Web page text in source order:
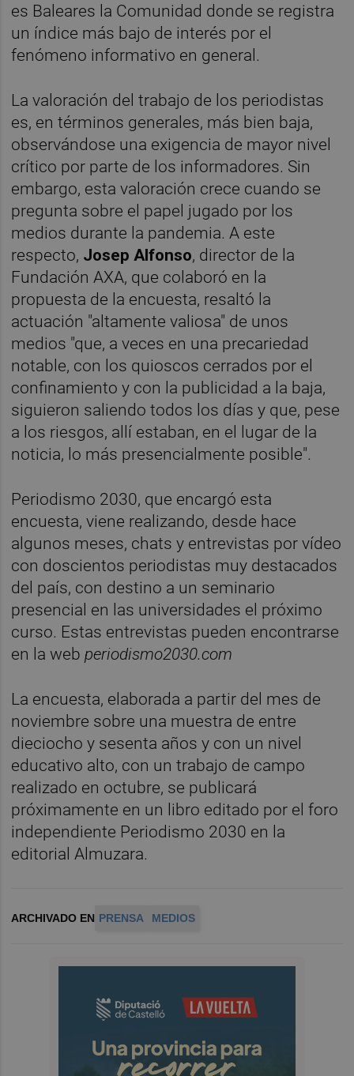
es Baleares la Comunidad donde se registra
un índice más bajo de interés por el
fenómeno informativo en general.
La valoración del trabajo de los periodistas
es, en términos generales, más bien baja,
observándose una exigencia de mayor nivel
crítico por parte de los informadores. Sin
embargo, esta valoración crece cuando se
pregunta sobre el papel jugado por los
medios durante la pandemia. A este
respecto, Josep Alfonso, director de la
Fundación AXA, que colaboró en la
propuesta de la encuesta, resaltó la
actuación "altamente valiosa" de unos
medios "que, a veces en una precariedad
notable, con los quioscos cerrados por el
confinamiento y con la publicidad a la baja,
siguieron saliendo todos los días y que, pese
a los riesgos, allí estaban, en el lugar de la
noticia, lo más presencialmente posible".
Periodismo 2030, que encargó esta
encuesta, viene realizando, desde hace
algunos meses, chats y entrevistas por vídeo
con doscientos periodistas muy destacados
del país, con destino a un seminario
presencial en las universidades el próximo
curso. Estas entrevistas pueden encontrarse
en la webperiodismo2030.com
La encuesta, elaborada a partir del mes de
noviembre sobre una muestra de entre
dieciocho y sesenta años y con un nivel
educativo alto, con un trabajo de campo
realizado en octubre, se publicará
próximamente en un libro editado por el foro
independiente Periodismo 2030 en la
editorial Almuzara.
ARCHIVADO EN PRENSA MEDIOS